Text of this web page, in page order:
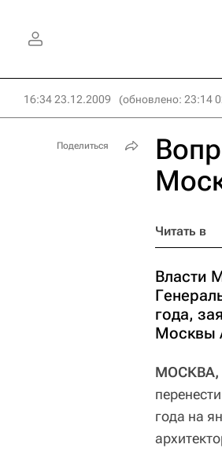
16:34 23.12.2009 (обновлено: 23:14
Читать в
Власти
года,
Москвы
МОСКВА,
года на
Поделиться